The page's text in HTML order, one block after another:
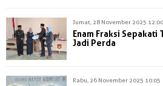
Jumat, 28 November 2025 12:00
Enam Fraksi
Jadi Perda
Rabu, 26 November 2025 10:05